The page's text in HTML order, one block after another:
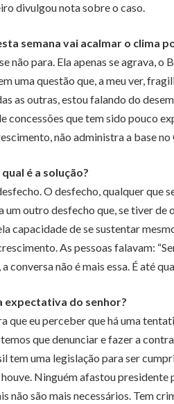
divulgou nota sobre o caso.
semana vai acalmar o clima
para. Ela apenas se agrava,
uma questão que, a meu ver,
as outras, estou falando do
que tem sido pouco
não administra a base
qual é a solução?
O desfecho, qualquer que
outro desfecho que, se tiver
capacidade de se sustentar
As pessoas falavam:
conversa não é mais essa. É até
expectativa do senhor?
eu perceber que há uma
que denunciar e fazer a
tem uma legislação para ser
Ninguém afastou presidente
são mais necessários. Tem